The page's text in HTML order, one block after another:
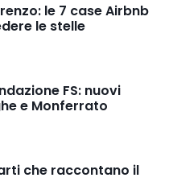
le 7 case Airbnb
le stelle
FS: nuovi
e Monferrato
che raccontano il